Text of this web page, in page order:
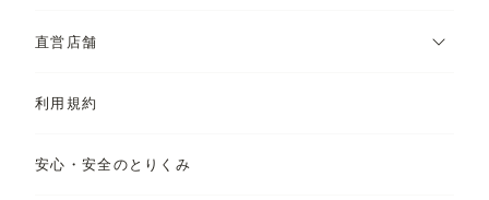
直営店舗
利用規約
安心・安全のとりくみ